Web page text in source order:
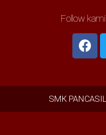
Follow
SMK